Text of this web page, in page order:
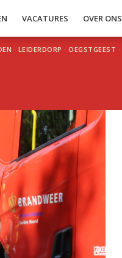
VACATURES OVER ONS
· LEIDERDORP · OEGSTGEEST ·